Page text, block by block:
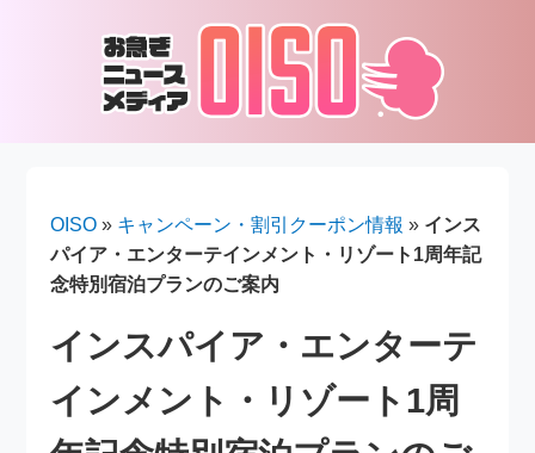
OISO » キャンペーン・割引クーポン情報 » インス
パイア・エンターテインメント・リゾート1周年記
念特別宿泊プランのご案内
インスパイア・エンターテ
インメント・リゾート1周